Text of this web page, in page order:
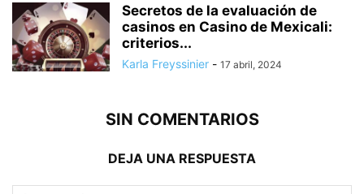
Secretos de la evaluación de
casinos en Casino de Mexicali:
сriterios...
Karla Freyssinier - 17 abril, 2024
SIN COMENTARIOS
DEJA UNA RESPUESTA